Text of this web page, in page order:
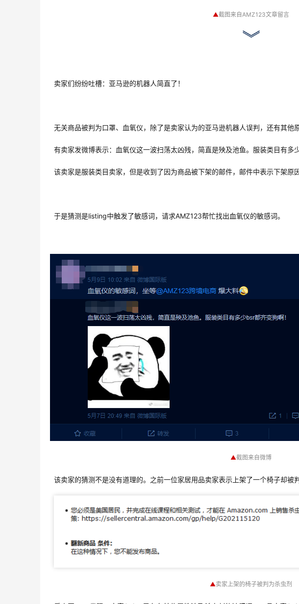
▲截图来自AMZ123文章留言
卖家们纷纷吐槽：亚马逊的机器人简直了！
无关商品被判为口罩、血氧仪，除了是卖家认为的亚马逊机器人误判，还有其他
有卖家发微博表示：血氧仪这一波扫荡太凶残，简直是殃及池鱼。服装类目有多
该卖家是服装类目卖家，但是收到了因为商品被下架的邮件，邮件中表示下架原
于是猜测是listing中触发了敏感词，请求AMZ123帮忙找出血氧仪的敏感词。
▲截图来自微博
该卖家的猜测不是没有道理的。之前一位家居用品卖家表示上架了一个椅子却被
▲卖家上架的椅子被判为杀虫剂